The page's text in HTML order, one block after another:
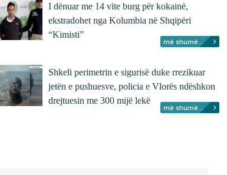
I dënuar me 14 vite burg për kokainë,
ekstradohet nga Kolumbia në Shqipëri
“Kimisti”
më shumë...
Shkeli perimetrin e sigurisë duke rrezikuar
jetën e pushuesve, policia e Vlorës ndëshkon
drejtuesin me 300 mijë lekë
më shumë...